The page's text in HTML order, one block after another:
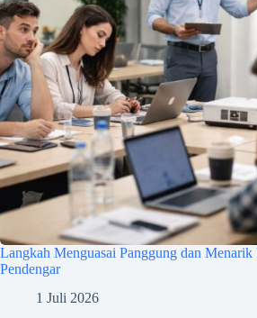
Langkah Menguasai Panggung dan Menarik
Pendengar
1 Juli 2026